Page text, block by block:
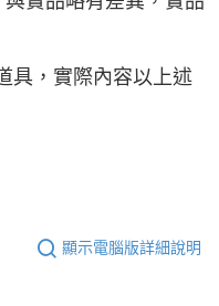
具，實際內容以上述
顯示電腦版詳細說明